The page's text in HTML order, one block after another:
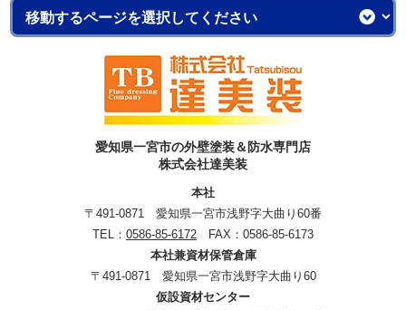
愛知県一宮市の外壁塗装＆防水専門店
株式会社達美装
本社
〒491-0871 愛知県一宮市浅野字大曲り60番
TEL： 0586-85-6172 FAX：0586-85-6173
本社兼資材保管倉庫
〒491-0871 愛知県一宮市浅野字大曲り60
仮設資材センター